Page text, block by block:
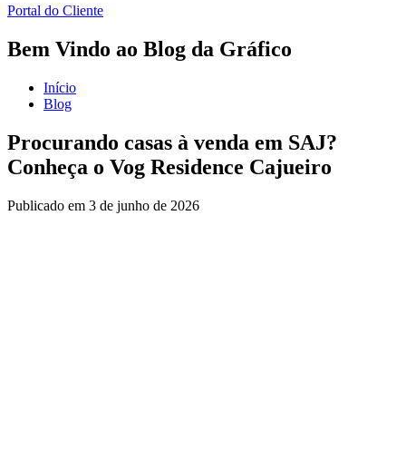
Portal do Cliente
Bem Vindo ao Blog da Gráfico
Início
Blog
Procurando casas à venda em SAJ?
Conheça o Vog Residence Cajueiro
Publicado em 3 de junho de 2026